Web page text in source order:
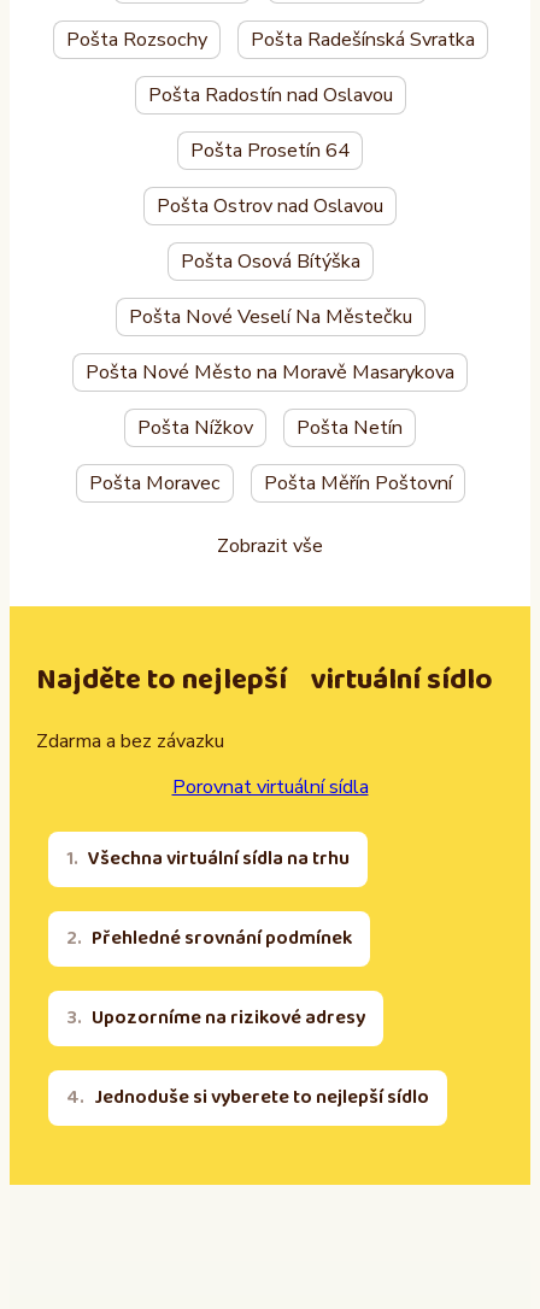
Pošta Rozsochy Pošta Radešínská Svratka
Pošta Radostín nad Oslavou
Pošta Prosetín 64
Pošta Ostrov nad Oslavou
Pošta Osová Bítýška
Pošta Nové Veselí Na Městečku
Pošta Nové Město na Moravě Masarykova
Pošta Nížkov Pošta Netín
Pošta Moravec Pošta Měřín Poštovní
Zobrazit vše
Najděte to nejlepší virtuální sídlo
Zdarma a bez závazku
Porovnat virtuální sídla
Všechna virtuální sídla na trhu
Přehledné srovnání podmínek
Upozorníme na rizikové adresy
Jednoduše si vyberete to nejlepší sídlo